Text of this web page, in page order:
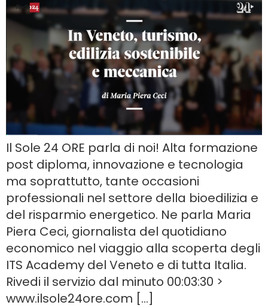
Il Sole 24 ORE parla di noi! Alta formazione
post diploma, innovazione e tecnologia
ma soprattutto, tante occasioni
professionali nel settore della bioedilizia e
del risparmio energetico. Ne parla Maria
Piera Ceci, giornalista del quotidiano
economico nel viaggio alla scoperta degli
ITS Academy del Veneto e di tutta Italia.
Rivedi il servizio dal minuto 00:03:30 >
www.ilsole24ore.com […]